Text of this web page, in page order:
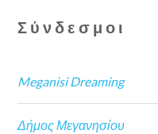
Σύνδεσμοι
Meganisi Dreaming
Δήμος Μεγανησίου